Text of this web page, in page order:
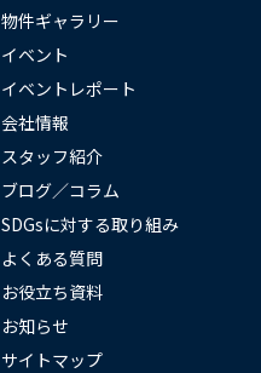
物件ギャラリー
イベント
イベントレポート
会社情報
スタッフ紹介
ブログ／コラム
SDGsに対する取り組み
よくある質問
お役立ち資料
お知らせ
サイトマップ